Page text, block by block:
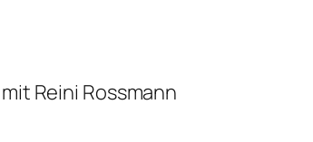
Reini Rossmann